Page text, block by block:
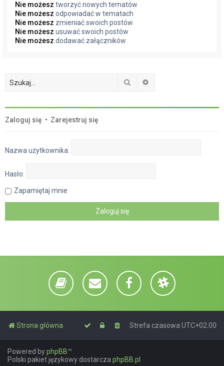
Nie możesz tworzyć nowych tematów
Nie możesz odpowiadać w tematach
Nie możesz zmieniać swoich postów
Nie możesz usuwać swoich postów
Nie możesz dodawać załączników
Szukaj
Zaloguj się • Zarejestruj się
Nazwa użytkownika:
Hasło:
Zapamiętaj mnie
Strona główna Strefa czasowa UTC+02:00
Powered byphpBB™
Polski pakiet językowy dostarcza phpBB.pl